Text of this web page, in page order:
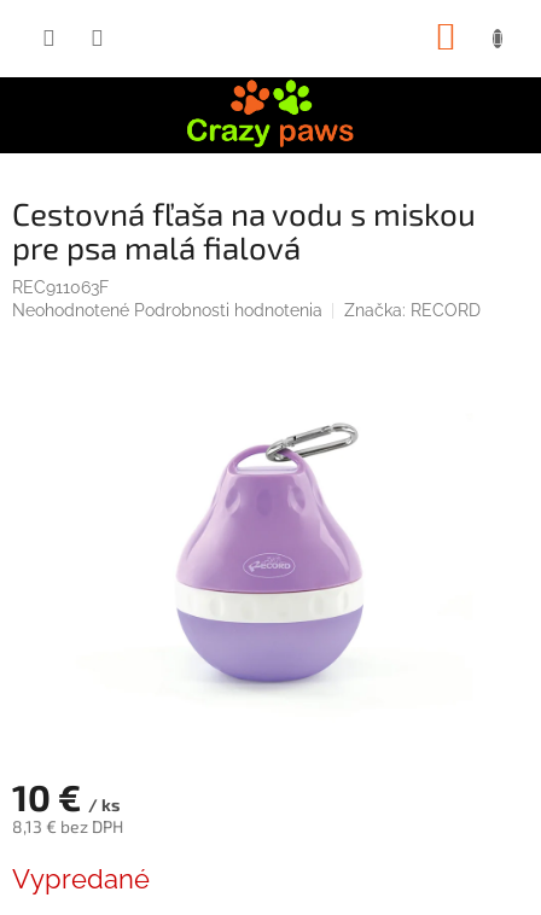
Cestovná fľaša na vodu s miskou
pre psa malá fialová
REC911063F
Priemerné
Neohodnotené Podrobnosti hodnotenia Značka: RECORD
10 € / ks
8,13 € bez DPH
cena:
Vypredané